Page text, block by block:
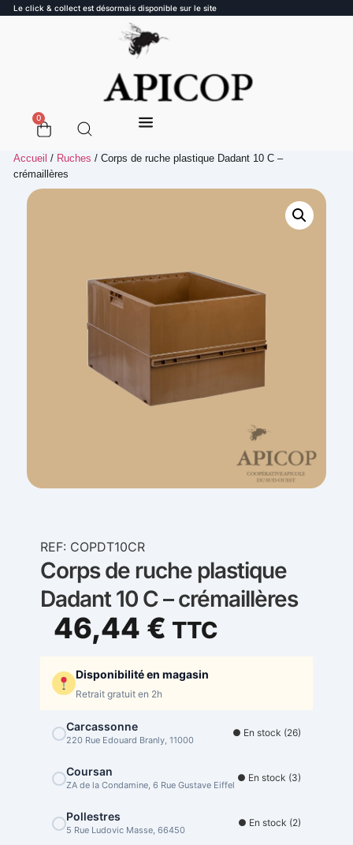
Le click & collect est désormais disponible sur le site
0
Accueil / Ruches / Corps de ruche plastique Dadant 10 C –
crémaillères
REF: COPDT10CR
Corps de ruche plastique
Dadant 10 C – crémaillères
46,44 € TTC
Disponibilité en magasin
Retrait gratuit en 2h
Carcassonne
220 Rue Edouard Branly, 11000
● En stock (26)
Coursan
ZA de la Condamine, 6 Rue Gustave Eiffel
● En stock (3)
Pollestres
5 Rue Ludovic Masse, 66450
● En stock (2)